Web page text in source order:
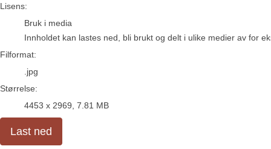
go to media item
Lisens:
Bruk i media
Innholdet kan lastes ned, bli brukt og delt i ulike medier av for
Filformat:
.jpg
Størrelse:
4453 x 2969, 7.81 MB
Last ned